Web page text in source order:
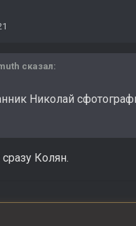
сказал:
Николай
Колян.